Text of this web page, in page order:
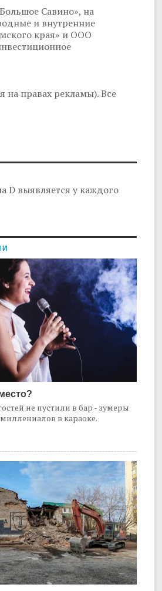
Савино», на
и внутренние
края» и ООО
на правах рекламы). Все
D выявляется у каждого
не пустили в бар - зумеры
в караоке.